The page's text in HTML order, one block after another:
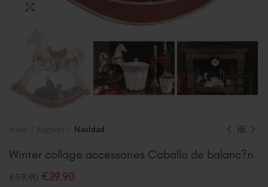
Clic para ampliar
Navidad
Winter collage accessories Caballo de balanc?n
€59,90 €39,90